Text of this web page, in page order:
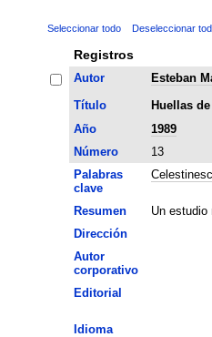
Seleccionar todo Deseleccionar
Registros
Autor
Esteban
Título
Huellas
Año
1989
Número
13
Palabras
clave
Resumen
Un estudio
Dirección
Autor
corporativo
Editorial
Idioma